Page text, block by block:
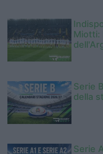
Miotti:
Serie
della
Serie